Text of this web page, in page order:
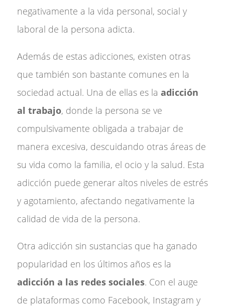
negativamente a la vida personal, social y
laboral de la persona adicta.
Además de estas adicciones, existen otras
que también son bastante comunes en la
sociedad actual. Una de ellas es la adicción
al trabajo, donde la persona se ve
compulsivamente obligada a trabajar de
manera excesiva, descuidando otras áreas de
su vida como la familia, el ocio y la salud. Esta
adicción puede generar altos niveles de estrés
y agotamiento, afectando negativamente la
calidad de vida de la persona.
Otra adicción sin sustancias que ha ganado
popularidad en los últimos años es la
adicción a las redes sociales. Con el auge
de plataformas como Facebook, Instagram y